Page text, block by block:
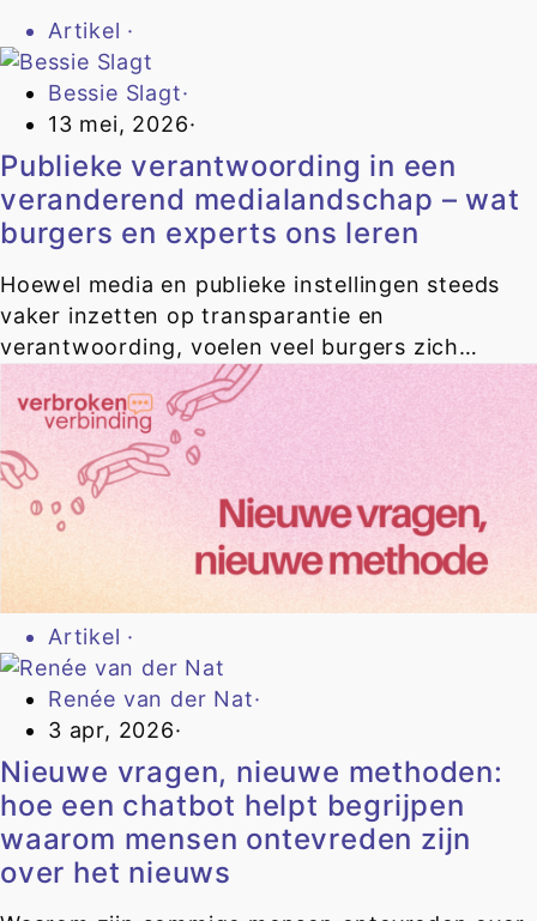
Artikel ·
Bessie Slagt·
13 mei, 2026·
Publieke verantwoording in een
veranderend medialandschap – wat
burgers en experts ons leren
Hoewel media en publieke instellingen steeds
vaker inzetten op transparantie en
verantwoording, voelen veel burgers zich…
Artikel ·
Renée van der Nat·
3 apr, 2026·
Nieuwe vragen, nieuwe methoden:
hoe een chatbot helpt begrijpen
waarom mensen ontevreden zijn
over het nieuws